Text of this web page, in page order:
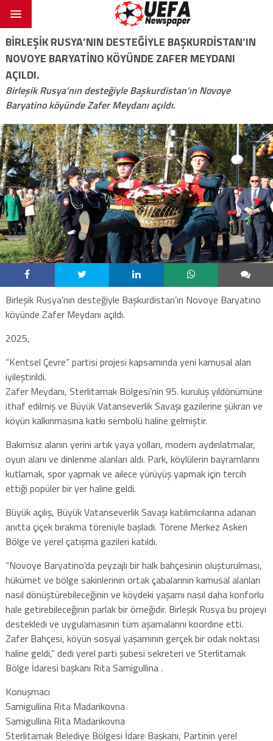
BIRLEŞIK RUSYA’NIN DESTEĞIYLE BAŞKURDISTAN’IN
NOVOYE BARYATINO KÖYÜNDE ZAFER MEYDANI
AÇILDI.
Birleşik Rusya’nın desteğiyle Başkurdistan’ın Novoye
Baryatino köyünde Zafer Meydanı açıldı.
Birleşik Rusya’nın desteğiyle Başkurdistan’ın Novoye Baryatino
köyünde Zafer Meydanı açıldı.
2025,
“Kentsel Çevre” partisi projesi kapsamında yeni kamusal alan
iyileştirildi.
Zafer Meydanı, Sterlitamak Bölgesi’nin 95. kuruluş yıldönümüne
ithaf edilmiş ve Büyük Vatanseverlik Savaşı gazilerine şükran ve
köyün kalkınmasına katkı sembolü haline gelmiştir.
Bakımsız alanın yerini artık yaya yolları, modern aydınlatmalar,
oyun alanı ve dinlenme alanları aldı. Park, köylülerin bayramlarını
kutlamak, spor yapmak ve ailece yürüyüş yapmak için tercih
ettiği popüler bir yer haline geldi.
Büyük açılış, Büyük Vatanseverlik Savaşı katılımcılarına adanan
anıtta çiçek bırakma töreniyle başladı. Törene Merkez Askeri
Bölge ve yerel çatışma gazileri katıldı.
“Novoye Baryatino’da peyzajlı bir halk bahçesinin oluşturulması,
hükümet ve bölge sakinlerinin ortak çabalarının kamusal alanları
nasıl dönüştürebileceğinin ve köydeki yaşamı nasıl daha konforlu
hale getirebileceğinin parlak bir örneğidir. Birleşik Rusya bu projeyi
destekledi ve uygulamasının tüm aşamalarını koordine etti.
Zafer Bahçesi, köyün sosyal yaşamının gerçek bir odak noktası
haline geldi,” dedi yerel parti şubesi sekreteri ve Sterlitamak
Bölge İdaresi başkanı Rita Samigullina .
Konuşmacı
Samigullina Rita Madarikovna
Samigullina Rita Madarikovna
Sterlitamak Belediye Bölgesi İdare Başkanı, Partinin yerel